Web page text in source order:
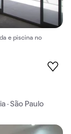
e piscina no
· São Paulo